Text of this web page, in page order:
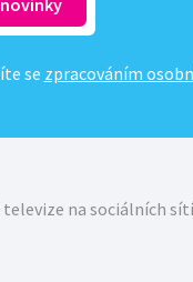
se zpracováním